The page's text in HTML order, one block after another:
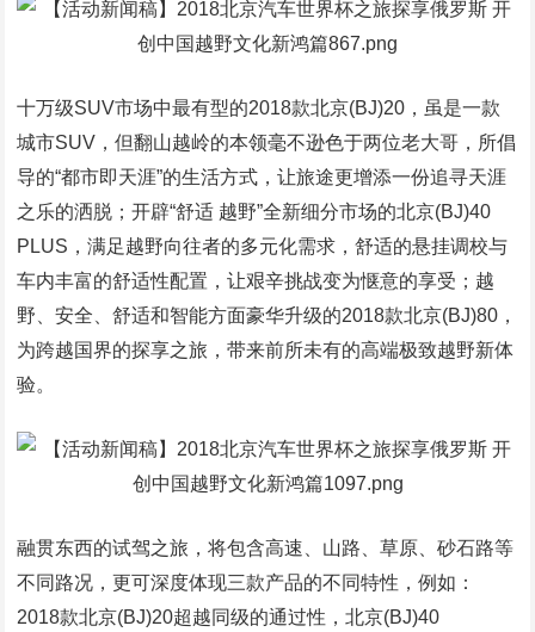
十万级SUV市场中最有型的2018款北京(BJ)20，虽是一款
城市SUV，但翻山越岭的本领毫不逊色于两位老大哥，所倡
导的“都市即天涯”的生活方式，让旅途更增添一份追寻天涯
之乐的洒脱；开辟“舒适 越野”全新细分市场的北京(BJ)40
PLUS，满足越野向往者的多元化需求，舒适的悬挂调校与
车内丰富的舒适性配置，让艰辛挑战变为惬意的享受；越
野、安全、舒适和智能方面豪华升级的2018款北京(BJ)80，
为跨越国界的探享之旅，带来前所未有的高端极致越野新体
验。
融贯东西的试驾之旅，将包含高速、山路、草原、砂石路等
不同路况，更可深度体现三款产品的不同特性，例如：
2018款北京(BJ)20超越同级的通过性，北京(BJ)40